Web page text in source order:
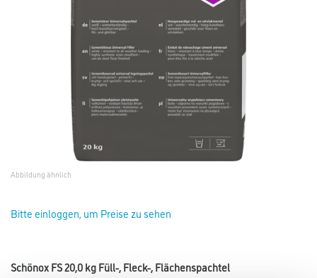
Abbildung ähnlich
Bitte einloggen, um Preise zu sehen
Schönox FS 20,0 kg Füll-, Fleck-, Flächenspachtel